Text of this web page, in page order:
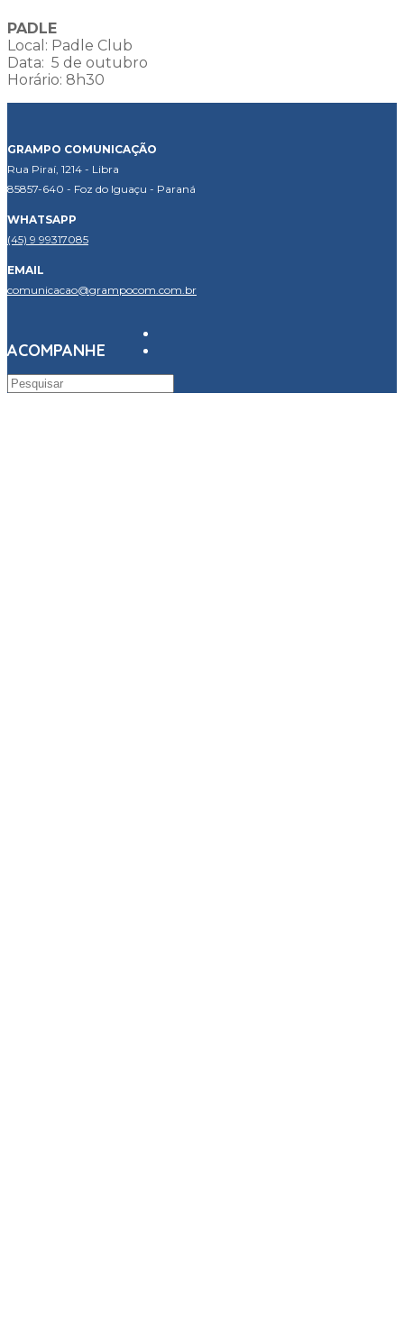
PADLE
Local: Padle Club
Data: 5 de outubro
Horário: 8h30
GRAMPO COMUNICAÇÃO
Rua Piraí, 1214 - Libra
85857-640 - Foz do Iguaçu - Paraná
WHATSAPP
(45) 9 99317085
EMAIL
comunicacao@grampocom.com.br
ACOMPANHE